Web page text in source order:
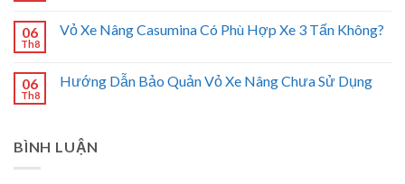
06
Th8
Vỏ Xe Nâng Casumina Có Phù Hợp Xe 3 Tấn Không?
06
Th8
Hướng Dẫn Bảo Quản Vỏ Xe Nâng Chưa Sử Dụng
BÌNH LUẬN